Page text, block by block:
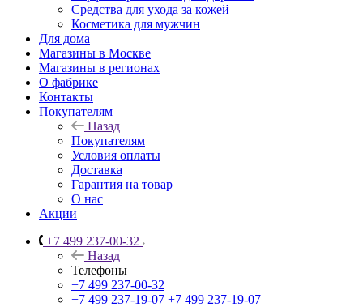
Средства для ухода за кожей
Косметика для мужчин
Для дома
Магазины в Москве
Магазины в регионах
О фабрике
Контакты
Покупателям
Назад
Покупателям
Условия оплаты
Доставка
Гарантия на товар
О нас
Акции
+7 499 237-00-32
Назад
Телефоны
+7 499 237-00-32
+7 499 237-19-07 +7 499 237-19-07